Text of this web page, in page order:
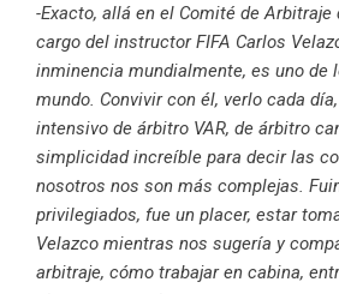
-Exacto, allá en el Comité de Arbitraje
cargo del instructor FIFA Carlos
inminencia mundialmente, es uno de
mundo. Convivir con él, verlo cada
intensivo de árbitro VAR, de árbitro
simplicidad increíble para decir las
nosotros nos son más complejas.
privilegiados, fue un placer, estar
Velazco mientras nos sugería y
arbitraje, cómo trabajar en cabina,